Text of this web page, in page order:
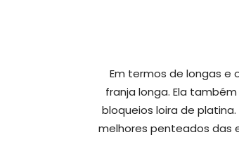
Em termos de longas e
franja longa. Ela
bloqueios loira de
melhores penteados das